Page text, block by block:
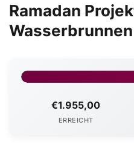
Ramadan
€1.955,00
ERREICHT